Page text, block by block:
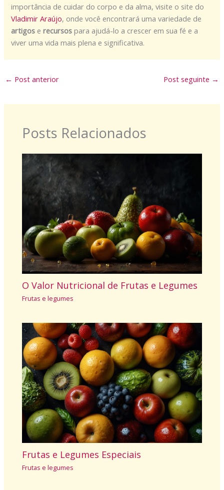
importância de cuidar do corpo e da alma, visite o site do
Vladimir Araújo, onde você encontrará uma variedade de
artigos erecursos para ajudá-lo a crescer em sua fé e a
viver uma vida mais plena e significativa.
← Post anterior Post seguinte →
Posts Relacionados
O Valor Nutricional de Frutas e Legumes
Frutas e legumes
Frutas e Legumes Especiais
Frutas e legumes